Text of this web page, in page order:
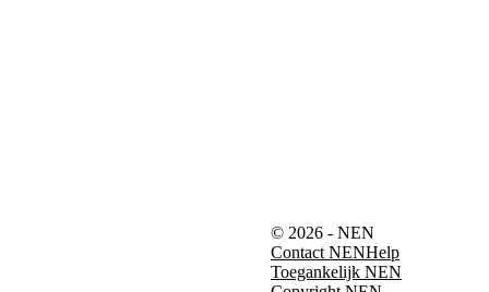
© 2026 - NEN
Contact NENHelp
Toegankelijk NEN